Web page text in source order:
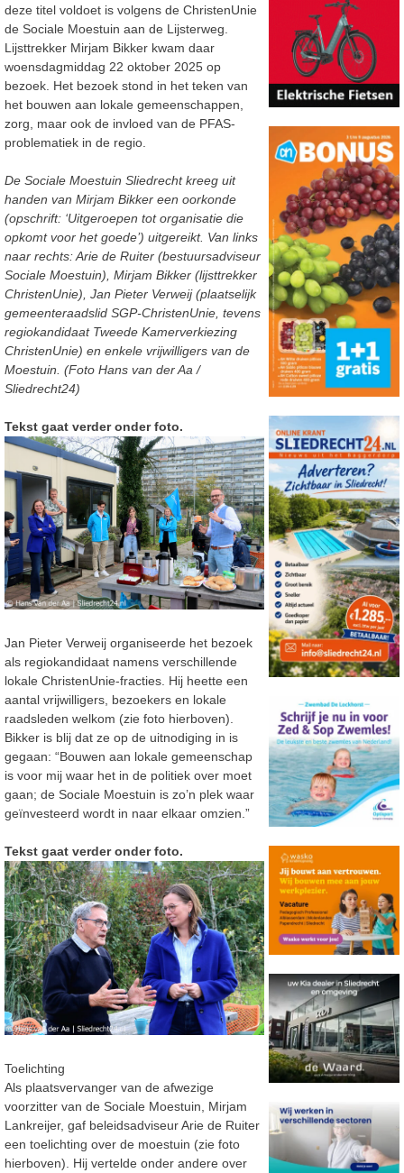
deze titel voldoet is volgens de ChristenUnie
de Sociale Moestuin aan de Lijsterweg.
Lijsttrekker Mirjam Bikker kwam daar
woensdagmiddag 22 oktober 2025 op
bezoek. Het bezoek stond in het teken van
het bouwen aan lokale gemeenschappen,
zorg, maar ook de invloed van de PFAS-
problematiek in de regio.
De Sociale Moestuin Sliedrecht kreeg uit
handen van Mirjam Bikker een oorkonde
(opschrift: ‘Uitgeroepen tot organisatie die
opkomt voor het goede’) uitgereikt. Van links
naar rechts: Arie de Ruiter (bestuursadviseur
Sociale Moestuin), Mirjam Bikker (lijsttrekker
ChristenUnie), Jan Pieter Verweij (plaatselijk
gemeenteraadslid SGP-ChristenUnie, tevens
regiokandidaat Tweede Kamerverkiezing
ChristenUnie) en enkele vrijwilligers van de
Moestuin. (Foto Hans van der Aa /
Sliedrecht24)
Tekst gaat verder onder foto.
Jan Pieter Verweij organiseerde het bezoek
als regiokandidaat namens verschillende
lokale ChristenUnie-fracties. Hij heette een
aantal vrijwilligers, bezoekers en lokale
raadsleden welkom (zie foto hierboven).
Bikker is blij dat ze op de uitnodiging in is
gegaan: “Bouwen aan lokale gemeenschap
is voor mij waar het in de politiek over moet
gaan; de Sociale Moestuin is zo’n plek waar
geïnvesteerd wordt in naar elkaar omzien.”
Tekst gaat verder onder foto.
Toelichting
Als plaatsvervanger van de afwezige
voorzitter van de Sociale Moestuin, Mirjam
Lankreijer, gaf beleidsadviseur Arie de Ruiter
een toelichting over de moestuin (zie foto
hierboven). Hij vertelde onder andere over